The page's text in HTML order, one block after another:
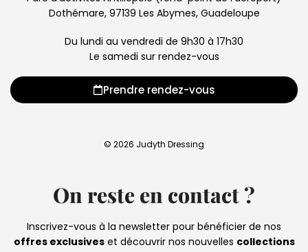
Dothémare, 97139 Les Abymes, Guadeloupe
Du lundi au vendredi de 9h30 à 17h30
Le samedi sur rendez-vous
Prendre rendez-vous
© 2026 Judyth Dressing
On reste en contact ?
Inscrivez-vous à la newsletter pour bénéficier de nos
offres exclusiveset découvrir nos nouvelles collections